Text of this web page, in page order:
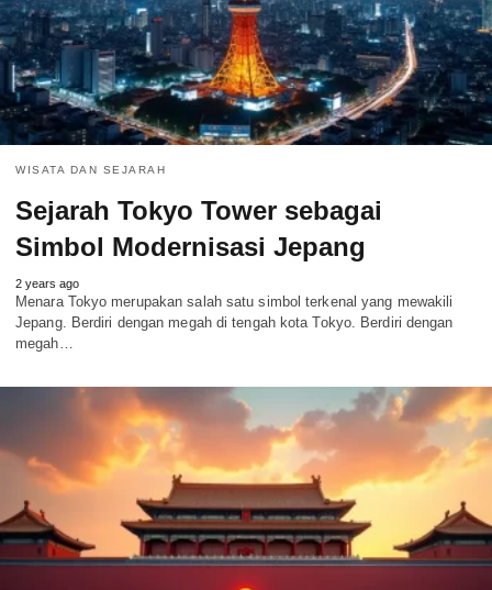
WISATA DAN SEJARAH
Sejarah Tokyo Tower sebagai
Simbol Modernisasi Jepang
2 years ago
Menara Tokyo merupakan salah satu simbol terkenal yang mewakili
Jepang. Berdiri dengan megah di tengah kota Tokyo. Berdiri dengan
megah…